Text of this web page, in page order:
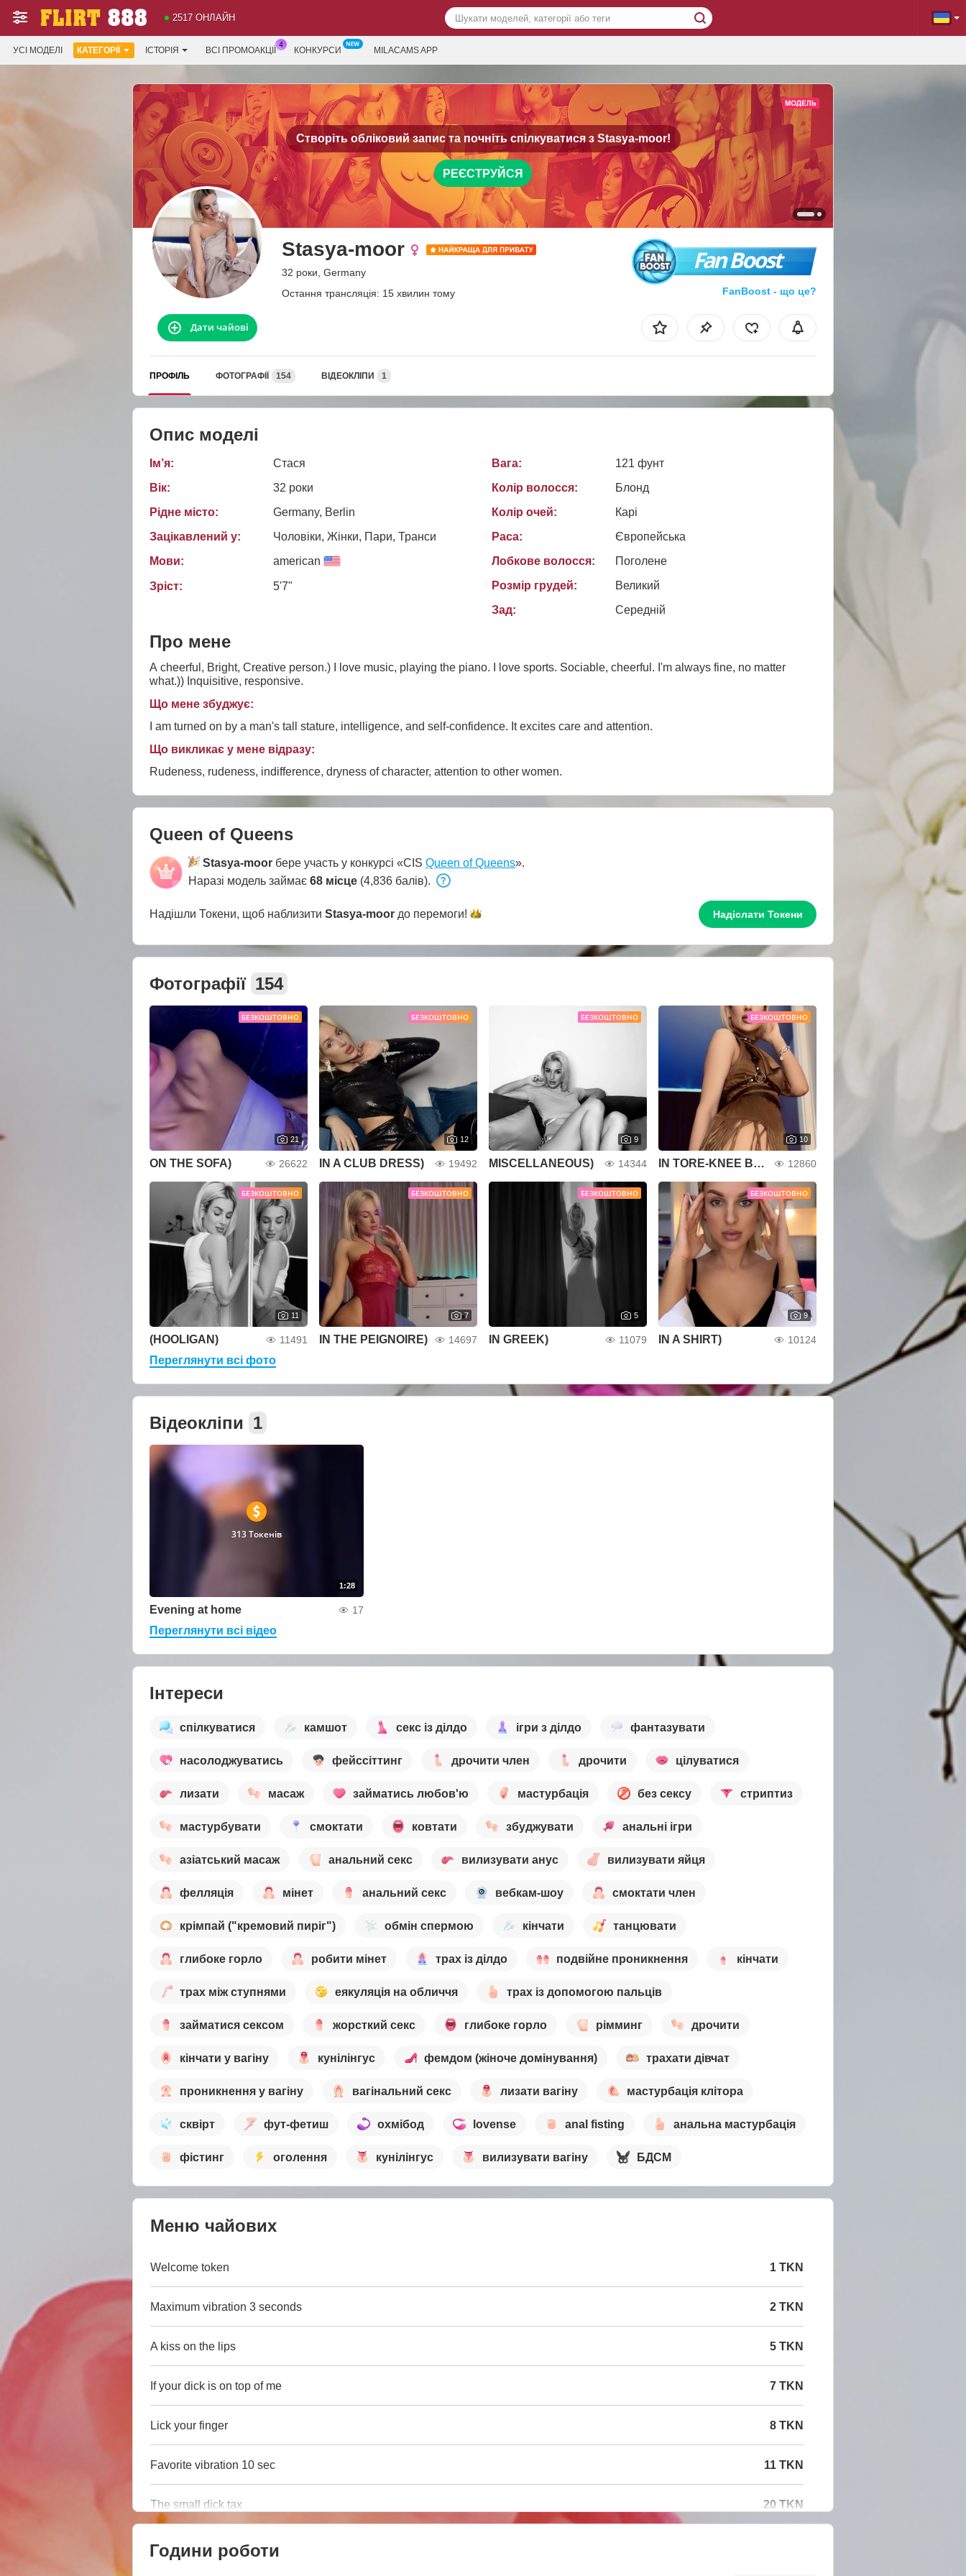
2517 ОНЛАЙН
УСІ МОДЕЛІ КАТЕГОРІЇ ІСТОРІЯ ВСІ ПРОМОАКЦІЇ КОНКУРСИ MILACAMS APP
Створіть обліковий запис та почніть спілкуватися з Stasya-moor!
РЕЄСТРУЙСЯ
Stasya-moor
32 роки, Germany
Остання трансляція: 15 хвилин тому
Fan Boost
FanBoost - що це?
Дати чайові
ПРОФІЛЬ ФОТОГРАФІЇ 154 ВІДЕОКЛІПИ 1
Опис моделі
Ім’я:
Стася
Вік:
32 роки
Рідне місто:
Germany, Berlin
Зацікавлений у:
Чоловіки, Жiнки, Пари, Транси
Мови:
american
Зріст: 5'7"
Вага:
121 фунт
Колір волосся:
Блонд
Колір очей:
Карі
Раса:
Європейська
Лобкове волосся:
Поголене
Розмір грудей:
Великий
Зад:
Середній
Про мене
A cheerful, Bright, Creative person.) I love music, playing the piano. I love sports. Sociable, cheerful. I'm always fine, no matter
what.)) Inquisitive, responsive.
Що мене збуджує:
I am turned on by a man's tall stature, intelligence, and self-confidence. It excites care and attention.
Що викликає у мене відразу:
Rudeness, rudeness, indifference, dryness of character, attention to other women.
Queen of Queens
Stasya-moor бере участь у конкурсі «CIS Queen of Queens».
Наразі модель займає 68 місце (4,836 балів).
Надішли Токени, щоб наблизити Stasya-moor до перемоги! Надіслати Токени
Фотографії 154
БЕЗКОШТОВНО
21
ON THE SOFA) 26622
БЕЗКОШТОВНО
12
IN A CLUB DRESS) 19492
БЕЗКОШТОВНО
9
MISCELLANEOUS) 14344
БЕЗКОШТОВНО
10
IN TORE-KNEE BOOTS) 12860
БЕЗКОШТОВНО
11
(HOOLIGAN) 11491
БЕЗКОШТОВНО
7
IN THE PEIGNOIRE) 14697
БЕЗКОШТОВНО
5
IN GREEK) 11079
БЕЗКОШТОВНО
9
IN A SHIRT) 10124
Переглянути всі фото
Відеокліпи 1
1:28
313 Токенів
Evening at home 17
Переглянути всі відео
Інтереси
спілкуватися камшот секс із ділдо ігри з ділдо фантазувати
насолоджуватись фейссіттинг дрочити член дрочити цілуватися
лизати масаж займатись любов'ю мастурбація без сексу стриптиз
мастурбувати смоктати ковтати збуджувати анальні ігри
азіатський масаж анальний секс вилизувати анус вилизувати яйця
фелляція мінет анальний секс вебкам-шоу смоктати член
крімпай ("кремовий пиріг") обмін спермою кінчати танцювати
глибоке горло робити мінет трах із ділдо подвійне проникнення кінчати
трах між ступнями еякуляція на обличчя трах із допомогою пальців
займатися сексом жорсткий секс глибоке горло рімминг дрочити
кінчати у вагіну кунілінгус фемдом (жіноче домінування) трахати дівчат
проникнення у вагіну вагінальний секс лизати вагіну мастурбація клітора
сквірт фут-фетиш охмібод lovense anal fisting анальна мастурбація
фістинг оголення кунілінгус вилизувати вагіну БДСМ
Меню чайових
Welcome token 1 TKN
Maximum vibration 3 seconds 2 TKN
A kiss on the lips 5 TKN
If your dick is on top of me 7 TKN
Lick your finger 8 TKN
Favorite vibration 10 sec 11 TKN
The small dick tax 20 TKN
Години роботи